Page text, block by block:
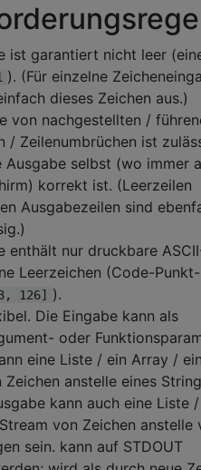
ist garantiert nicht leer
). (Für einzelne
dieses Zeichen aus.)
von nachgestellten /
/ Zeilenumbrüchen ist
Ausgabe selbst (wo immer
korrekt ist. (Leerzeilen
Ausgabezeilen sind
enthält nur druckbare
Leerzeichen (Code-Punkt-
126]
).
Die Eingabe kann als
oder
eine Liste / ein Array /
Zeichen anstelle eines
kann auch eine Liste
von Zeichen anstelle
sein. kann auf STDOUT